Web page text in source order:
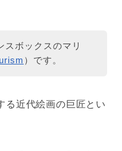
スボックスのマリ
）です。
る近代絵画の巨匠とい